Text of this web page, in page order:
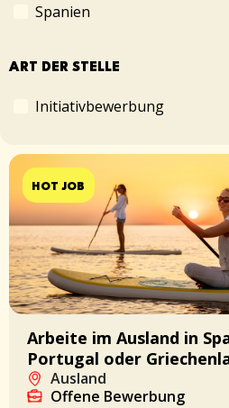
Spanien
ART DER STELLE
Initiativbewerbung
HOT JOB
Arbeite im Ausland in
Portugal oder
Ausland
Offene Bewerbung